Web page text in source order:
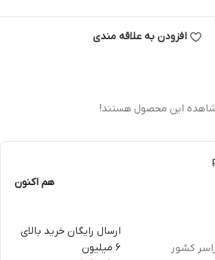
افزودن به علاقه مندی
این محصول هستند!
هم اکنون
کشور
ارسال رایگان خرید بالای
6 میلیون